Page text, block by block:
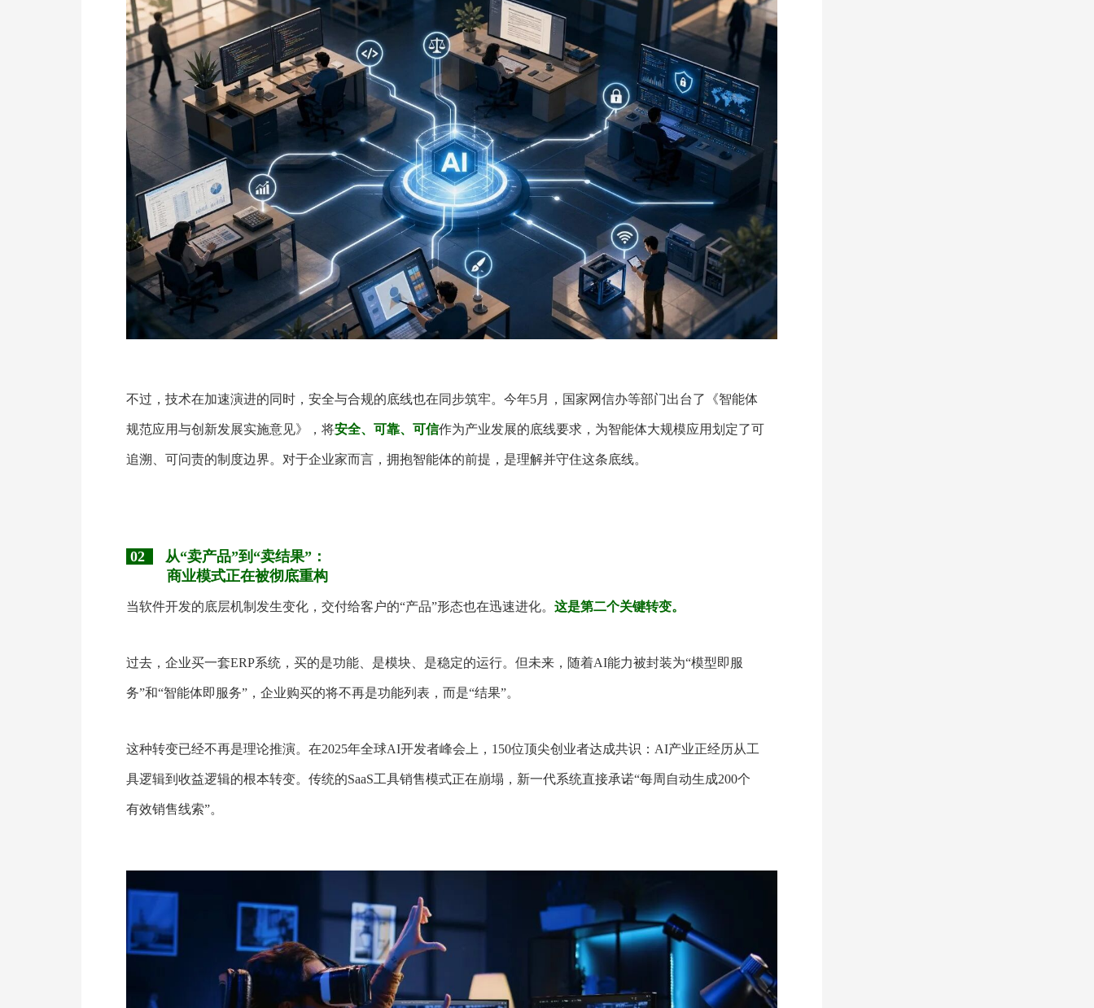
不过，技术在加速演进的同时，安全与合规的底线也在同步筑牢。今年5月，国家网信办等部门出台了《智能体
规范应用与创新发展实施意见》，将安全、可靠、可信作为产业发展的底线要求，为智能体大规模应用划定了可
追溯、可问责的制度边界。对于企业家而言，拥抱智能体的前提，是理解并守住这条底线。
02
从“卖产品”到“卖结果”：
商业模式正在被彻底重构
当软件开发的底层机制发生变化，交付给客户的“产品”形态也在迅速进化。 这是第二个关键转变。
过去，企业买一套ERP系统，买的是功能、是模块、是稳定的运行。但未来，随着AI能力被封装为“模型即服
务”和“智能体即服务”，企业购买的将不再是功能列表，而是“结果”。
这种转变已经不再是理论推演。在2025年全球AI开发者峰会上，150位顶尖创业者达成共识：AI产业正经历从工
具逻辑到收益逻辑的根本转变。传统的SaaS工具销售模式正在崩塌，新一代系统直接承诺“每周自动生成200个
有效销售线索”。